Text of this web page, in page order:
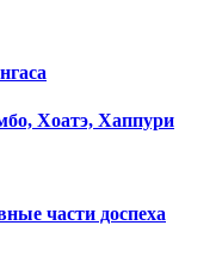
Хоатэ, Хаппури
части доспеха